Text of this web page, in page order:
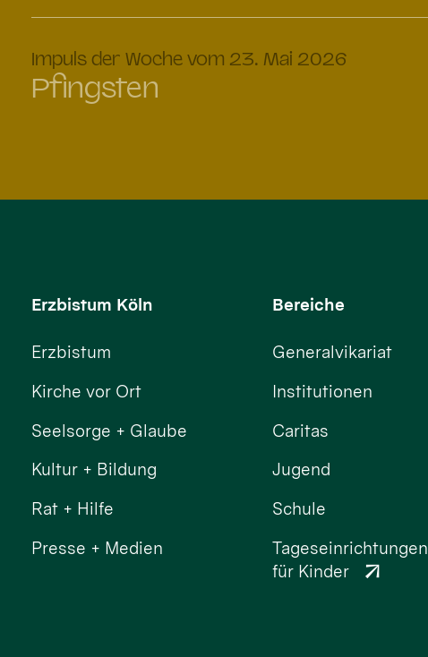
Impuls der Woche vom 23. Mai 2026
Pfingsten
Erzbistum Köln
Erzbistum
Kirche vor Ort
Seelsorge + Glaube
Kultur + Bildung
Rat + Hilfe
Presse + Medien
Bereiche
Generalvikariat
Institutionen
Caritas
Jugend
Schule
Tageseinrichtungen
für Kinder